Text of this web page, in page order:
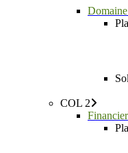
COL 2
Financier